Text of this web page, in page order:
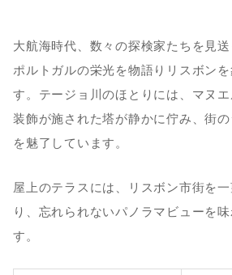
大航海時代、数々の探検家たちを見送
ポルトガルの栄光を物語りリスボン
す。テージョ川のほとりには、マヌ
装飾が施された塔が静かに佇み、街
を魅了しています。
屋上のテラスには、リスボン市街を
り、忘れられないパノラマビューを
す。